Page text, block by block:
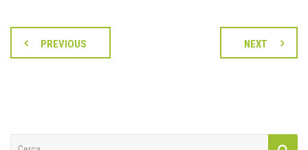
PREVIOUS NEXT